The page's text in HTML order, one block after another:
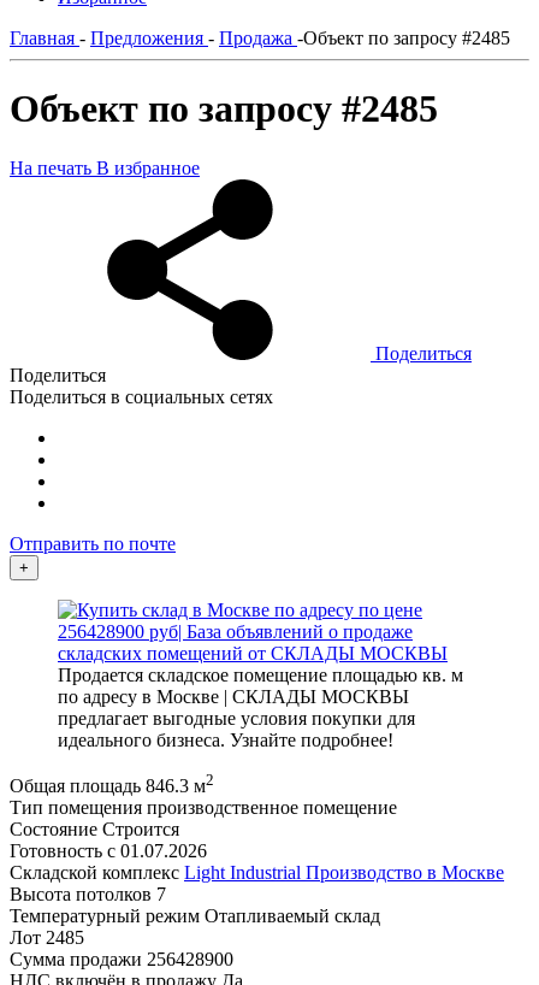
Главная - Предложения - Продажа -Объект по запросу #2485
Объект по запросу #2485
На печать В избранное
Поделиться
Поделиться
Поделиться в социальных сетях
Отправить по почте
+
Продается складское помещение площадью кв. м
по адресу в Москве | СКЛАДЫ МОСКВЫ
предлагает выгодные условия покупки для
идеального бизнеса. Узнайте подробнее!
Общая площадь 846.3 м2
Тип помещения производственное помещение
Состояние Строится
Готовность с 01.07.2026
Складской комплекс Light Industrial Производство в Москве
Высота потолков 7
Температурный режим Отапливаемый склад
Лот 2485
Сумма продажи 256428900